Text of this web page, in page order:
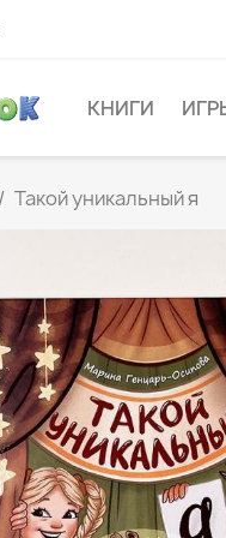
КНИГИ
Такой уникальный я